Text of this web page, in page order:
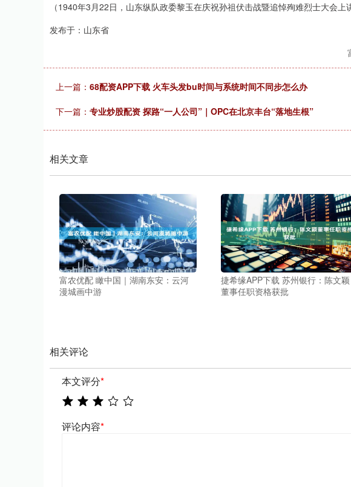
（1940年3月22日，山东纵队政委黎玉在庆祝孙祖伏击战暨追悼殉难烈士大会上
发布于：山东省
上一篇： 68配资APP下载 火车头发bu时间与系统时间不同步怎么办
下一篇： 专业炒股配资 探路“一人公司”｜OPC在北京丰台“落地生根”
相关文章
富农优配 瞰中国｜湖南东安：云河
漫城画中游
捷希缘APP下载 苏州银行：陈文颖
董事任职资格获批
相关评论
本文评分*
评论内容*